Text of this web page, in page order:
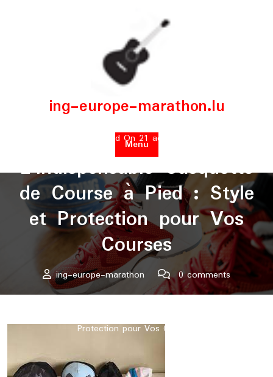
ing-europe-marathon.lu
Menu
Posted On 21 août 2025
L’Indispensable Casquette
de Course à Pied : Style
et Protection pour Vos
Courses
ing-europe-marathon
0 comments
ing-europe-marathon.lu>>courir,pied,running,runnings
Protection pour Vos Courses